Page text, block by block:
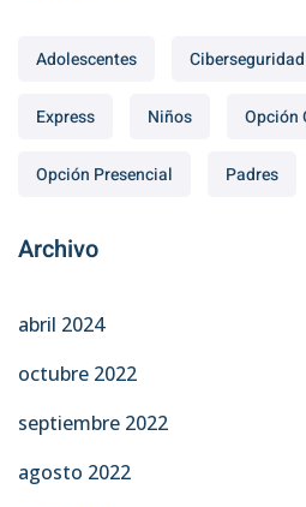
Adolescentes Ciberseguridad
Express Niños Opción
Opción Presencial Padres
Archivo
abril 2024
octubre 2022
septiembre 2022
agosto 2022